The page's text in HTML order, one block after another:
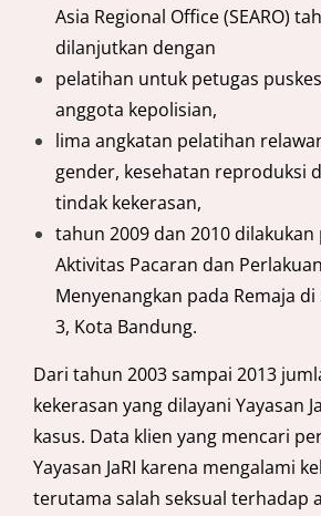
Asia Regional Office (SEARO)
dilanjutkan dengan
pelatihan untuk petugas
anggota kepolisian,
lima angkatan pelatihan
gender, kesehatan reproduksi
tindak kekerasan,
tahun 2009 dan 2010 dilakukan
Aktivitas Pacaran dan
Menyenangkan pada Remaja di
3, Kota Bandung.
Dari tahun 2003 sampai 2013
kekerasan yang dilayani Yayasan
kasus. Data klien yang mencari
Yayasan JaRI karena mengalami
terutama salah seksual terhadap